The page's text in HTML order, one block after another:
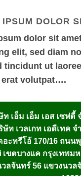
IPSUM DOLOR
dolor sit
elit, sed diam
tincidunt ut
erat volutpat….
ท เอ็ม เอ็ม เอส เซฟตี้
ษัท เวลเกท เอดีเทค จ
อะทรีโอ้ 170/16 ถน
เขตบางแค กรุงเทพม
ลจันทร์ 56 แขวงนวล